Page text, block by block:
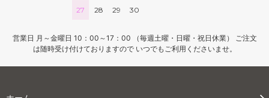
27 28 29 30
営業日 月～金曜日 10：00～17：00 （毎週土曜・日曜・祝日休業） ご注文
は随時受け付けておりますので いつでもご利用くださいませ。